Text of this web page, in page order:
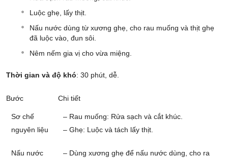
Luộc ghẹ, lấy thịt.
Nấu nước dùng từ xương ghẹ, cho rau muống và thịt ghẹ
đã luộc vào, đun sôi.
Nêm nếm gia vị cho vừa miệng.
Thời gian và độ khó: 30 phút, dễ.
Bước Chi tiết
Sơ chế
nguyên liệu
– Rau muống: Rửa sạch và cắt khúc.
– Ghẹ: Luộc và tách lấy thịt.
Nấu nước
– Dùng xương ghẹ để nấu nước dùng, cho ra